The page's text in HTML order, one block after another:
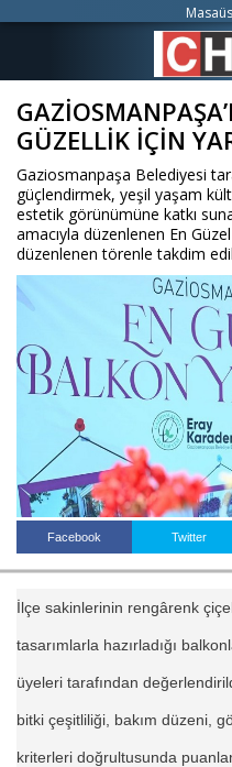
GÜZELLİK İÇİN
Gaziosmanpaşa Belediyesi
güçlendirmek, yeşil yaşam
estetik görünümüne katkı
amacıyla düzenlenen En
düzenlenen törenle takdim
Facebook Twitter
İlçe sakinlerinin rengârenk
tasarımlarla hazırladığı
üyeleri tarafından
bitki çeşitliliği, bakım düzeni,
kriterleri doğrultusunda